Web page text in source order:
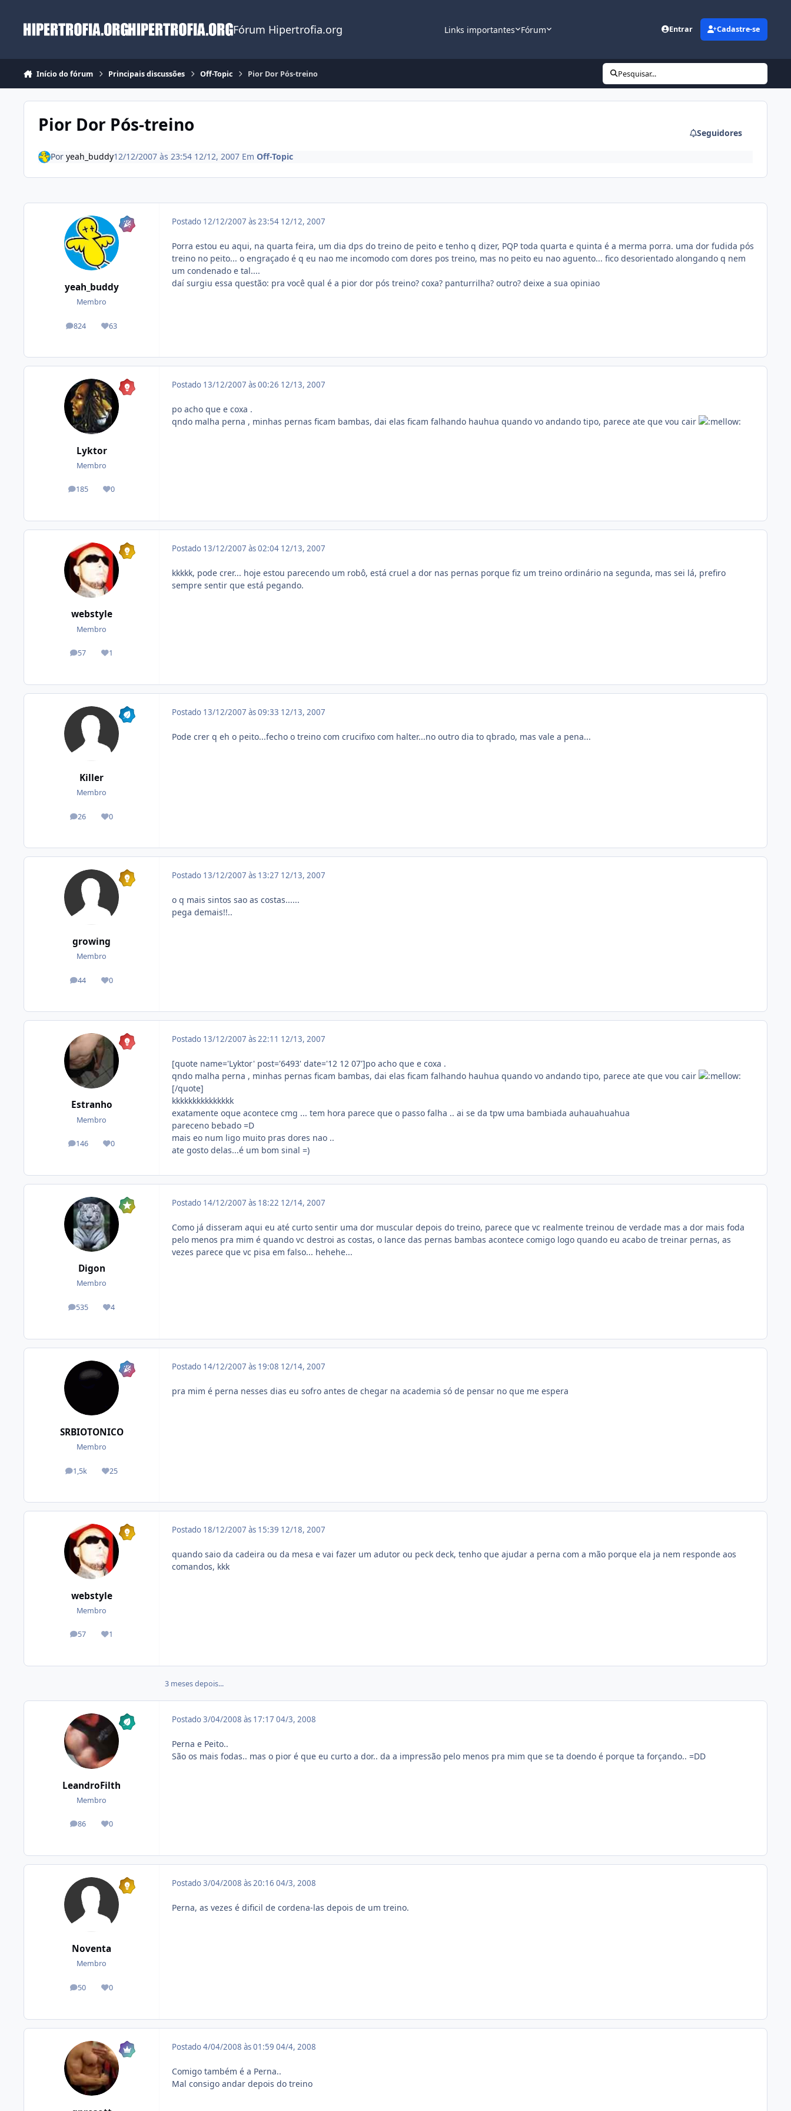
Fórum Hipertrofia.org Links importantes Fórum Entrar Cadastre-se
Início do fórum Principais discussões Off-Topic Pior Dor Pós-treino Pesquisar...
Pior Dor Pós-treino Seguidores
Por yeah_buddy12/12/2007 às 23:54 12/12, 2007 Em Off-Topic
yeah_buddy
Membro
824
posts 63
Reputação
Postado 12/12/2007 às 23:54 12/12, 2007
Porra estou eu aqui, na quarta feira, um dia dps do treino de peito e tenho q dizer, PQP toda quarta e quinta é a merma porra. uma dor fudida pós
treino no peito... o engraçado é q eu nao me incomodo com dores pos treino, mas no peito eu nao aguento... fico desorientado alongando q nem
um condenado e tal....
daí surgiu essa questão: pra você qual é a pior dor pós treino? coxa? panturrilha? outro? deixe a sua opiniao
Lyktor
Membro
185
posts 0
Reputação
Postado 13/12/2007 às 00:26 12/13, 2007
po acho que e coxa .
qndo malha perna , minhas pernas ficam bambas, dai elas ficam falhando hauhua quando vo andando tipo, parece ate que vou cair
webstyle
Membro
57
posts 1
Reputação
Postado 13/12/2007 às 02:04 12/13, 2007
kkkkk, pode crer... hoje estou parecendo um robô, está cruel a dor nas pernas porque fiz um treino ordinário na segunda, mas sei lá, prefiro
sempre sentir que está pegando.
Killer
Membro
26
posts 0
Reputação
Postado 13/12/2007 às 09:33 12/13, 2007
Pode crer q eh o peito...fecho o treino com crucifixo com halter...no outro dia to qbrado, mas vale a pena...
growing
Membro
44
posts 0
Reputação
Postado 13/12/2007 às 13:27 12/13, 2007
o q mais sintos sao as costas......
pega demais!!..
Estranho
Membro
146
posts 0
Reputação
Postado 13/12/2007 às 22:11 12/13, 2007
[quote name='Lyktor' post='6493' date='12 12 07']po acho que e coxa .
qndo malha perna , minhas pernas ficam bambas, dai elas ficam falhando hauhua quando vo andando tipo, parece ate que vou cair
[/quote]
kkkkkkkkkkkkkkk
exatamente oque acontece cmg ... tem hora parece que o passo falha .. ai se da tpw uma bambiada auhauahuahua
pareceno bebado =D
mais eo num ligo muito pras dores nao ..
ate gosto delas...é um bom sinal =)
Digon
Membro
535
posts 4
Reputação
Postado 14/12/2007 às 18:22 12/14, 2007
Como já disseram aqui eu até curto sentir uma dor muscular depois do treino, parece que vc realmente treinou de verdade mas a dor mais foda
pelo menos pra mim é quando vc destroi as costas, o lance das pernas bambas acontece comigo logo quando eu acabo de treinar pernas, as
vezes parece que vc pisa em falso... hehehe...
SRBIOTONICO
Membro
1,5k
posts 25
Reputação
Postado 14/12/2007 às 19:08 12/14, 2007
pra mim é perna nesses dias eu sofro antes de chegar na academia só de pensar no que me espera
webstyle
Membro
57
posts 1
Reputação
Postado 18/12/2007 às 15:39 12/18, 2007
quando saio da cadeira ou da mesa e vai fazer um adutor ou peck deck, tenho que ajudar a perna com a mão porque ela ja nem responde aos
comandos, kkk
3 meses depois...
LeandroFilth
Membro
86
posts 0
Reputação
Postado3/04/2008 às 17:17 04/3, 2008
Perna e Peito..
São os mais fodas.. mas o pior é que eu curto a dor.. da a impressão pelo menos pra mim que se ta doendo é porque ta forçando.. =DD
Noventa
Membro
50
posts 0
Reputação
Postado3/04/2008 às 20:16 04/3, 2008
Perna, as vezes é dificil de cordena-las depois de um treino.
Postado4/04/2008 às 01:59 04/4, 2008
Comigo também é a Perna..
Mal consigo andar depois do treino